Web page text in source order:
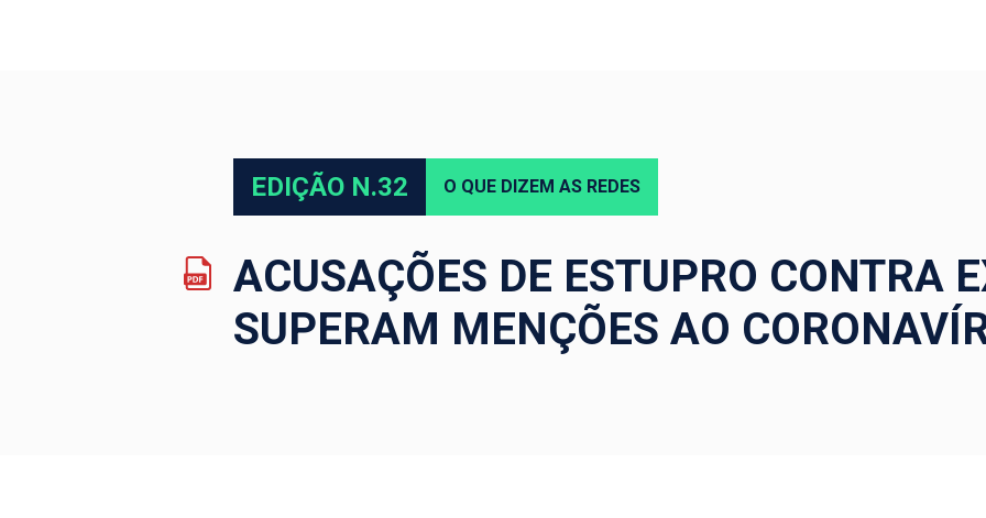
EDIÇÃO N.32 O QUE DIZEM AS REDES
ACUSAÇÕES DE ESTUPRO CONTRA
SUPERAM MENÇÕES AO